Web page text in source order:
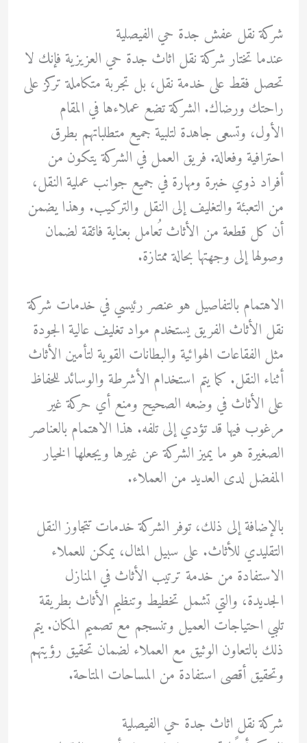
شركة نقل عفش جدة حي الفيصلية
عندما تختار شركة نقل اثاث جدة حي العزيزية فإنك لا
تحصل فقط على خدمة نقل، بل تجربة متكاملة تركز على
راحتك ورضاك. الشركة تضع عملاءها في المقام
الأول، وتسعى جاهدة لتلبية جميع متطلباتهم بطرق
احترافية وفعالة. فريق العمل في الشركة يتكون من
أفراد ذوي خبرة ومهارة في جميع جوانب عملية النقل،
من التعبئة والتغليف إلى النقل والتركيب. وهذا يضمن
أن كل قطعة من الأثاث تُعامل بعناية فائقة لضمان
وصولها إلى وجهتها بحالة ممتازة.
الاهتمام بالتفاصيل هو عنصر رئيسي في خدمات شركة
نقل الأثاث الفريق يستخدم مواد تغليف عالية الجودة
مثل الفقاعات الهوائية والبطانات القوية لتأمين الأثاث
أثناء النقل. كما يتم استخدام الأشرطة والوسائد للحفاظ
على الأثاث في وضعه الصحيح ومنع أي حركة غير
مرغوب فيها قد تؤدي إلى تلفه. هذا الاهتمام بالعناصر
الصغيرة هو ما يميز الشركة عن غيرها ويجعلها الخيار
المفضل لدى العديد من العملاء.
بالإضافة إلى ذلك، توفر الشركة خدمات تتجاوز النقل
التقليدي للأثاث. على سبيل المثال، يمكن للعملاء
الاستفادة من خدمة ترتيب الأثاث في المنازل
الجديدة، والتي تشمل تخطيط وتنظيم الأثاث بطريقة
تلبي احتياجات العميل وتنسجم مع تصميم المكان. يتم
ذلك بالتعاون الوثيق مع العملاء لضمان تحقيق رؤيتهم
وتحقيق أقصى استفادة من المساحات المتاحة.
شركة نقل اثاث جدة حي الفيصلية